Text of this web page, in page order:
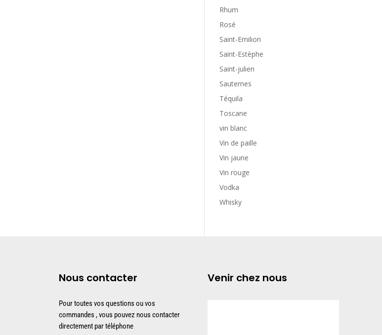
Rhum
Rosé
Saint-Emilion
Saint-Estèphe
Saint-julien
Sauternes
Téquila
Toscane
vin blanc
Vin de paille
Vin jaune
Vin rouge
Vodka
Whisky
Nous contacter
Pour toutes vos questions ou vos
commandes , vous pouvez nous contacter
directement par téléphone
Venir chez nous